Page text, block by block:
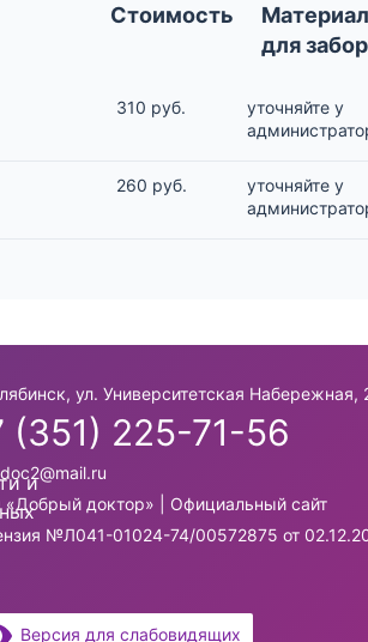
Стоимость
Материал
для
310 руб.
уточняйте у
260 руб.
уточняйте у
и
ул. Университетская Набережная,
(351) 225-71-56
доктор» | Официальный сайт
№Л041-01024-74/00572875 от
Версия для слабовидящих